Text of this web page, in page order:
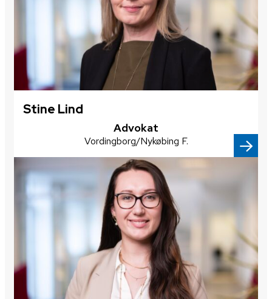
Stine Lind
​Advokat​
Vordingborg/Nykøbing F.